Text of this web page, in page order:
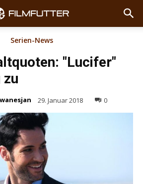
Serien-News
"Lucifer"
29. Januar 2018 0